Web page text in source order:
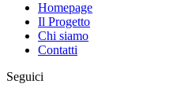
Homepage
Il Progetto
Chi siamo
Contatti
Seguici